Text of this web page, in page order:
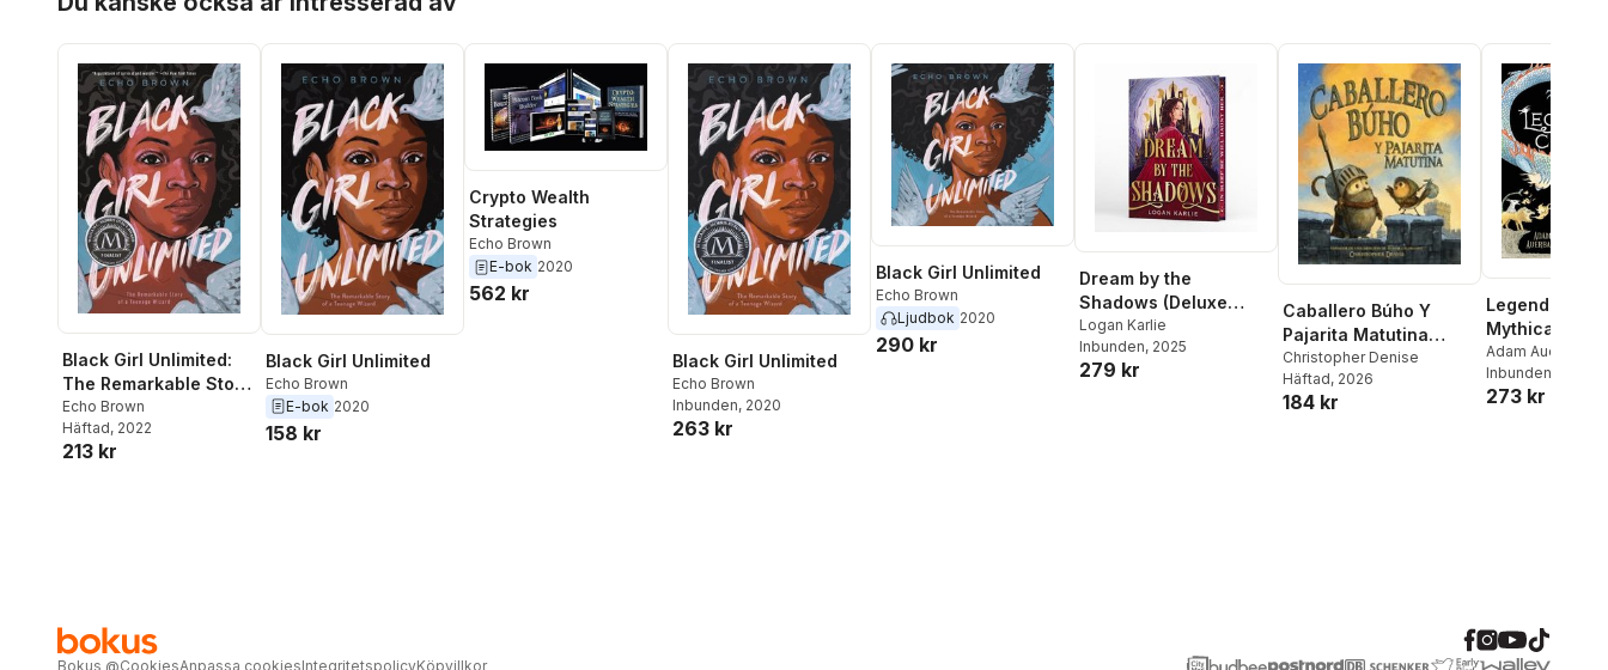
Black Girl Unlimited:
The Remarkable Story
of a Teenage Wizard
Echo Brown
Häftad, 2022
213 kr
Black Girl Unlimited
Echo Brown
E-bok 2020
158 kr
Crypto Wealth
Strategies
Echo Brown
E-bok 2020
562 kr
Black Girl Unlimited
Echo Brown
Inbunden, 2020
263 kr
Black Girl Unlimited
Echo Brown
Ljudbok 2020
290 kr
Dream by the
Shadows (Deluxe
Limited Edition)
Logan Karlie
Inbunden, 2025
279 kr
Caballero Búho Y
Pajarita Matutina
(Knight Owl and Early
Bird)
Christopher Denise
Häftad, 2026
184 kr
Legendary
Mythical
Spirits from
the World
Adam Auerbach
Inbunden
273 kr
Bokus @CookiesAnpassa cookiesIntegritetspolicyKöpvillkor